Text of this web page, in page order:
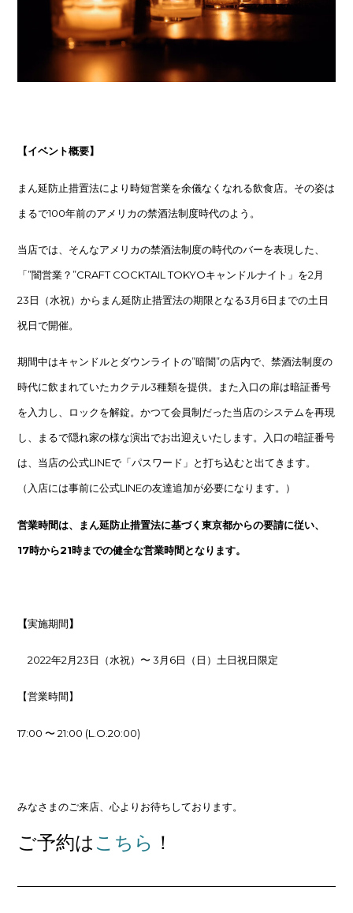
【イベント概要】
まん延防止措置法により時短営業を余儀なくなれる飲食店。 その姿は
まるで100年前のアメリカの禁酒法制度時代のよう。
当店では、そんなアメリカの禁酒法制度の時代のバーを表現した、
「”闇営業？”CRAFT COCKTAIL TOKYOキャンドルナイト」を2月
23日（水祝）からまん延防止措置法の期限となる3月6日までの土日
祝日で開催。
期間中はキャンドルとダウンライトの”暗闇”の店内で、禁酒法制度の
時代に飲まれていたカクテル3種類を提供。また入口の扉は暗証番号
を入力し、ロックを解錠。かつて会員制だった当店のシステムを再現
し、まるで隠れ家の様な演出でお出迎えいたします。入口の暗証番号
は、当店の公式LINEで「パスワード」と打ち込むと出てきます。
（入店には事前に公式LINEの友達追加が必要になります。）
営業時間は、まん延防止措置法に基づく東京都からの要請に従い、
17時から21時までの健全な営業時間となります。
【実施期間】
2022年2月23日（水祝）〜 3月6日（日）土日祝日限定
【営業時間】
17:00 〜 21:00 (L.O.20:00)
みなさまのご来店、心よりお待ちしております。
ご予約は こちら ！